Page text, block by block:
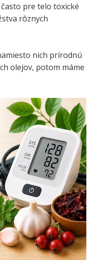
pre telo toxické
rôznych
nich prírodnú
olejov, potom máme